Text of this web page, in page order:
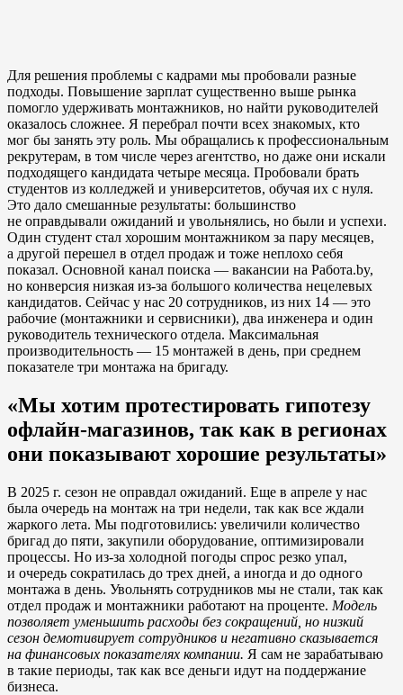
Для решения проблемы с кадрами мы пробовали разные
подходы. Повышение зарплат существенно выше рынка
помогло удерживать монтажников, но найти руководителей
оказалось сложнее. Я перебрал почти всех знакомых, кто
мог бы занять эту роль. Мы обращались к профессиональным
рекрутерам, в том числе через агентство, но даже они искали
подходящего кандидата четыре месяца. Пробовали брать
студентов из колледжей и университетов, обучая их с нуля.
Это дало смешанные результаты: большинство
не оправдывали ожиданий и увольнялись, но были и успехи.
Один студент стал хорошим монтажником за пару месяцев,
а другой перешел в отдел продаж и тоже неплохо себя
показал. Основной канал поиска — вакансии на Работа.by,
но конверсия низкая из-за большого количества нецелевых
кандидатов. Сейчас у нас 20 сотрудников, из них 14 — это
рабочие (монтажники и сервисники), два инженера и один
руководитель технического отдела. Максимальная
производительность — 15 монтажей в день, при среднем
показателе три монтажа на бригаду.
«Мы хотим протестировать гипотезу
офлайн-магазинов, так как в регионах
они показывают хорошие результаты»
В 2025 г. сезон не оправдал ожиданий. Еще в апреле у нас
была очередь на монтаж на три недели, так как все ждали
жаркого лета. Мы подготовились: увеличили количество
бригад до пяти, закупили оборудование, оптимизировали
процессы. Но из-за холодной погоды спрос резко упал,
и очередь сократилась до трех дней, а иногда и до одного
монтажа в день. Увольнять сотрудников мы не стали, так как
отдел продаж и монтажники работают на проценте. Модель
позволяет уменьшить расходы без сокращений, но низкий
сезон демотивирует сотрудников и негативно сказывается
на финансовых показателях компании. Я сам не зарабатываю
в такие периоды, так как все деньги идут на поддержание
бизнеса.